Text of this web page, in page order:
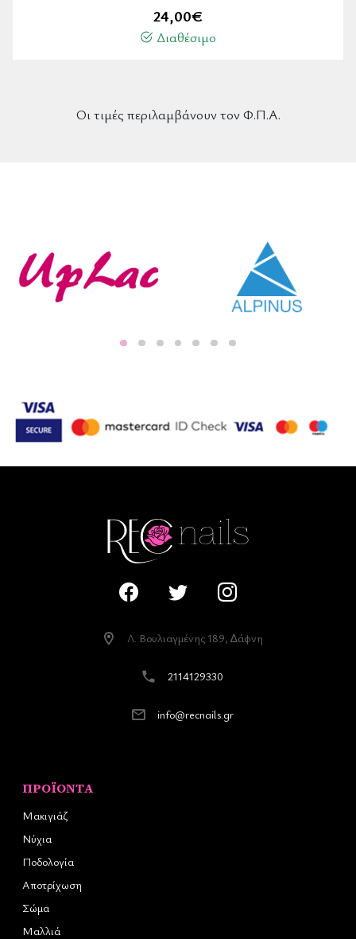
24,00€
Διαθέσιμο
Οι τιμές περιλαμβάνουν τον Φ.Π.Α.
Λ. Βουλιαγµένης 189, ∆άφνη
2114129330
info@recnails.gr
ΠΡΟΪΌΝΤΑ
Μακιγιάζ
Νύχια
Ποδολογία
Αποτρίχωση
Σώμα
Μαλλιά